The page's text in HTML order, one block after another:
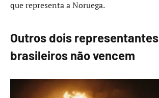
que representa a Noruega.
Outros dois representantes
brasileiros não vencem